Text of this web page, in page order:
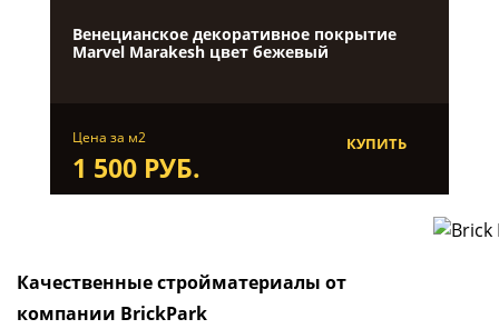
Венецианское декоративное покрытие
Marvel Marakesh цвет бежевый
Цена за м2
1 500 РУБ.
КУПИТЬ
Качественные стройматериалы от
компании BrickPark